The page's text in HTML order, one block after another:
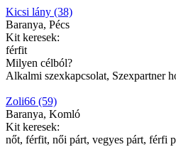
Kicsi lány (38)
Baranya, Pécs
Kit keresek:
férfit
Milyen célból?
Alkalmi szexkapcsolat, Szexpartner
Zoli66 (59)
Baranya, Komló
Kit keresek:
nőt, férfit, női párt, vegyes párt, férfi